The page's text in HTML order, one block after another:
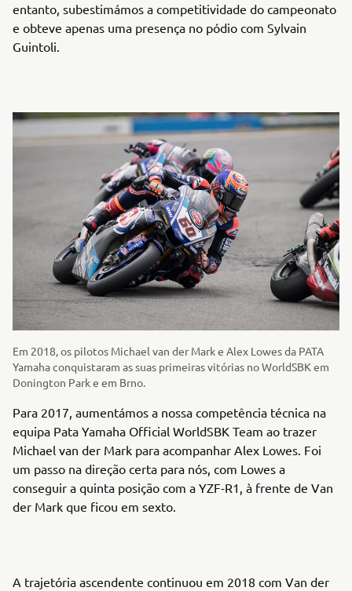
entanto, subestimámos a competitividade do campeonato
e obteve apenas uma presença no pódio com Sylvain
Guintoli.
Em 2018, os pilotos Michael van der Mark e Alex Lowes da PATA
Yamaha conquistaram as suas primeiras vitórias no WorldSBK em
Donington Park e em Brno.
Para 2017, aumentámos a nossa competência técnica na
equipa Pata Yamaha Official WorldSBK Team ao trazer
Michael van der Mark para acompanhar Alex Lowes. Foi
um passo na direção certa para nós, com Lowes a
conseguir a quinta posição com a YZF-R1, à frente de Van
der Mark que ficou em sexto.
A trajetória ascendente continuou em 2018 com Van der